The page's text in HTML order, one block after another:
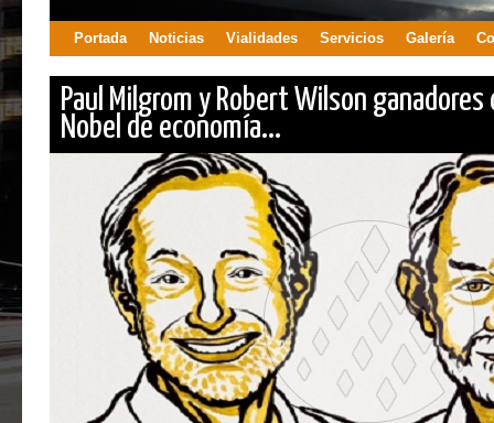
Portada Noticias Vialidades Servicios Galería
Paul Milgrom y Robert Wilson ganadores
Nobel de economía...